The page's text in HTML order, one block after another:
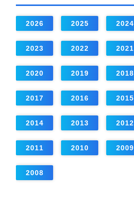
2026 2025 2024
2023 2022 2021
2020 2019 2018
2017 2016 2015
2014 2013 2012
2011 2010 2009
2008